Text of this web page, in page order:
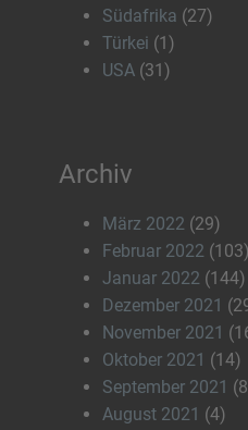
Südafrika (27)
Türkei (1)
USA (31)
Archiv
März 2022 (29)
Februar 2022 (103)
Januar 2022 (144)
Dezember 2021
November 2021
Oktober 2021 (14)
September 2021
August 2021 (4)